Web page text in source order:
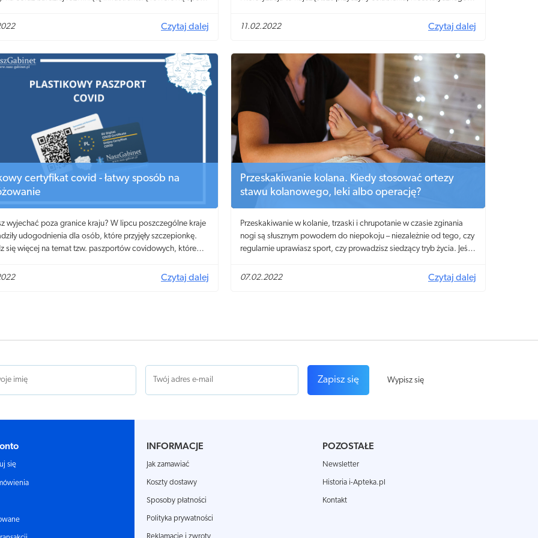
to nie tylko świetny sposób na dotarcie z punktu do punktu,
Czytaj dalej
Jak wzmocnić zniszczone włosy? Jak przywrócić im miękkość i
11.02.2022 Czytaj dalej
certyfikat covid - łatwy sposób na
wyjechać poza granice kraju? W lipcu poszczególne kraje
udogodnienia dla osób, które przyjęły szczepionkę.
się więcej na temat tzw. paszportów covidowych, które
do Unii Europejskiej.
Czytaj dalej
Przeskakiwanie kolana. Kiedy stosować ortezy
stawu kolanowego, leki albo operację?
Przeskakiwanie w kolanie, trzaski i chrupotanie w czasie zginania
nogi są słusznym powodem do niepokoju – niezależnie od tego, czy
regularnie uprawiasz sport, czy prowadzisz siedzący tryb życia. Jeśli
najlepiej czym prędzej udaj się do ortopedy! Co może Ci pomóc –
07.02.2022 Czytaj dalej
Zapisz się Wypisz się
się
INFORMACJE
Jak zamawiać
Koszty dostawy
Sposoby płatności
Polityka prywatności
POZOSTAŁE
Newsletter
Historia i-Apteka.pl
Kontakt